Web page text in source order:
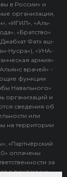
в России» и
организации,
«ИГИЛ», «Аль-
«Братство»
Фатх аш-
Нусра»), «УНА-
армия»
врачей» -
функции
Навального»
организаций и
сведения об
или
на территории
«Партнёрский
оплачены
за
в рекламных